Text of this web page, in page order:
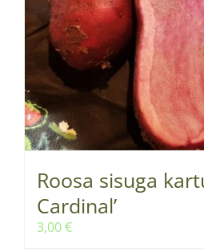
Roosa sisuga
Cardinal’
3,00€